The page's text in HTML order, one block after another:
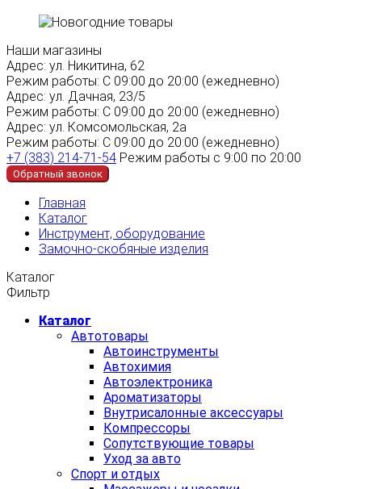
Наши магазины
Адрес: ул. Никитина, 62
Режим работы: С 09:00 до 20:00 (ежедневно)
Адрес: ул. Дачная, 23/5
Режим работы: С 09:00 до 20:00 (ежедневно)
Адрес: ул. Комсомольская, 2а
Режим работы: С 09:00 до 20:00 (ежедневно)
+7 (383) 214-71-54 Режим работы с 9:00 по 20:00
Обратный звонок
Главная
Каталог
Инструмент, оборудование
Замочно-скобяные изделия
Каталог
Фильтр
Каталог
Автотовары
Автоинструменты
Автохимия
Автоэлектроника
Ароматизаторы
Внутрисалонные аксессуары
Компрессоры
Сопутствующие товары
Уход за авто
Спорт и отдых